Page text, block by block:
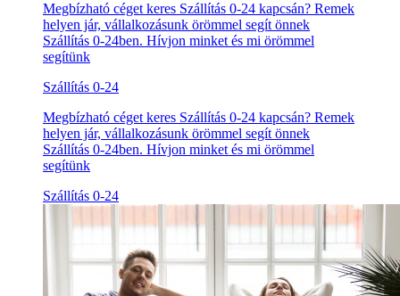
Megbízható céget keres Szállítás 0-24 kapcsán? Remek
helyen jár, vállalkozásunk örömmel segít önnek
Szállítás 0-24ben. Hívjon minket és mi örömmel
segítünk
Szállítás 0-24
Megbízható céget keres Szállítás 0-24 kapcsán? Remek
helyen jár, vállalkozásunk örömmel segít önnek
Szállítás 0-24ben. Hívjon minket és mi örömmel
segítünk
Szállítás 0-24